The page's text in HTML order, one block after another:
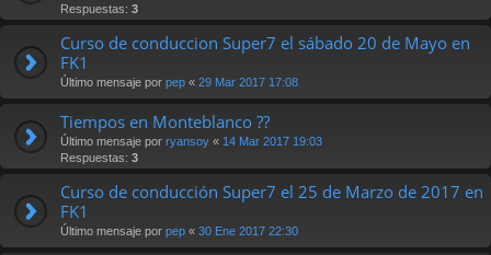
Respuestas: 3
Curso de conduccion Super7 el sábado 20 de Mayo en
FK1
Último mensaje por pep « 29 Mar 2017 17:08
Tiempos en Monteblanco ??
Último mensaje por ryansoy « 14 Mar 2017 19:03
Respuestas: 3
Curso de conducción Super7 el 25 de Marzo de 2017 en
FK1
Último mensaje por pep « 30 Ene 2017 22:30